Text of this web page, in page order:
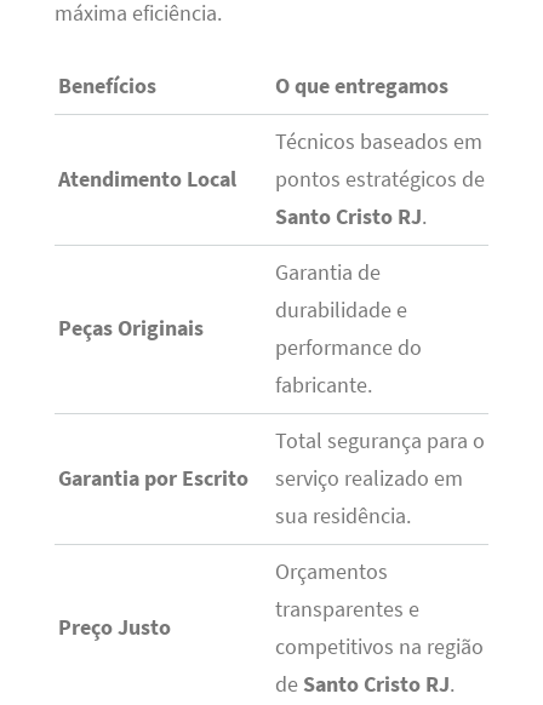
máxima eficiência.
Benefícios O que entregamos
Atendimento Local
Técnicos baseados em
pontos estratégicos de
Santo Cristo RJ.
Peças Originais
Garantia de
durabilidade e
performance do
fabricante.
Garantia por Escrito
Total segurança para o
serviço realizado em
sua residência.
Preço Justo
Orçamentos
transparentes e
competitivos na região
de Santo Cristo RJ.